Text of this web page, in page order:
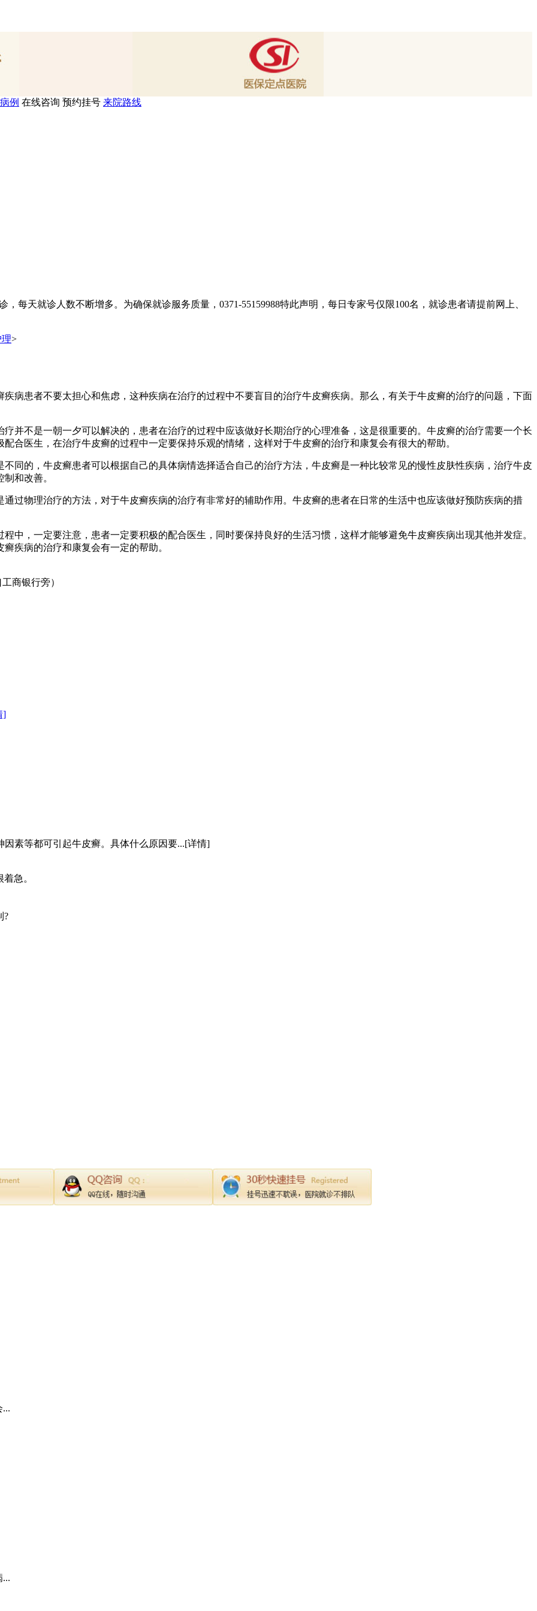
例 在线咨询 预约挂号 来院路线
每天就诊人数不断增多。为确保就诊服务质量，0371-55159988特此声明，每日专家号仅限100名，就诊患者请提前网上、
>
病患者不要太担心和焦虑，这种疾病在治疗的过程中不要盲目的治疗牛皮癣疾病。那么，有关于牛皮癣的治疗的问题，下面
并不是一朝一夕可以解决的，患者在治疗的过程中应该做好长期治疗的心理准备，这是很重要的。牛皮癣的治疗需要一个长
合医生，在治疗牛皮癣的过程中一定要保持乐观的情绪，这样对于牛皮癣的治疗和康复会有很大的帮助。
同的，牛皮癣患者可以根据自己的具体病情选择适合自己的治疗方法，牛皮癣是一种比较常见的慢性皮肤性疾病，治疗牛皮
和改善。
过物理治疗的方法，对于牛皮癣疾病的治疗有非常好的辅助作用。牛皮癣的患者在日常的生活中也应该做好预防疾病的措
中，一定要注意，患者一定要积极的配合医生，同时要保持良好的生活习惯，这样才能够避免牛皮癣疾病出现其他并发症。
疾病的治疗和康复会有一定的帮助。
商银行旁）
]
素等都可引起牛皮癣。具体什么原因要...[详情]
急。
?
...
...